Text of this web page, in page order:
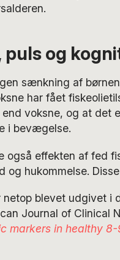
puls og
sænkning af
har fået
voksne, og at det
i bevægelse.
også effekten af fed
og hukommelse.
netop blevet udgivet i
Journal of Clinical
markers in healthy